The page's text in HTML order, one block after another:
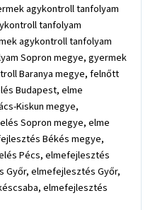
agykontroll tanfolyam
tanfolyam
agykontroll tanfolyam
Sopron megye, gyermek
Baranya megye, felnőtt
Budapest, elme
Kiskun megye,
Sopron megye, elme
Békés megye,
Pécs, elmefejlesztés
elmefejlesztés Győr,
elmefejlesztés